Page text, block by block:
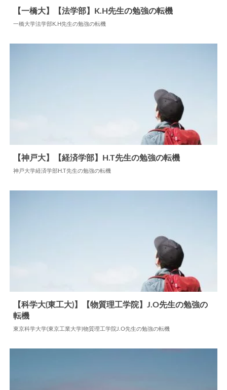
【一橋大】【法学部】K.H先生の勉強の転機
一橋大学法学部K.H先生の勉強の転機
【神戸大】【経済学部】H.T先生の勉強の転機
神戸大学経済学部H.T先生の勉強の転機
勉強の転機
【科学大(東工大)】【物質理工学院】J.O先生の勉強の
転機
東京科学大学(東京工業大学)物質理工学院J.O先生の勉強の転機